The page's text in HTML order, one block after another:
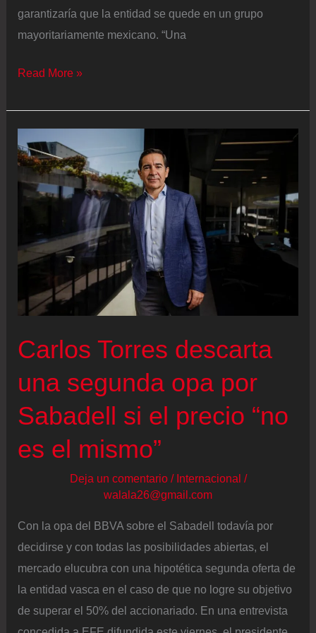
garantizaría que la entidad se quede en un grupo
mayoritariamente mexicano. “Una
Grupo
hace
oferta
a
Citi
adquirir
el
de
Read More »
Carlos Torres descarta
una segunda opa por
Sabadell si el precio “no
es el mismo”
Deja un comentario / Internacional /
walala26@gmail.com
Con la opa del BBVA sobre el Sabadell todavía por
decidirse y con todas las posibilidades abiertas, el
mercado elucubra con una hipotética segunda oferta de
la entidad vasca en el caso de que no logre su objetivo
de superar el 50% del accionariado. En una entrevista